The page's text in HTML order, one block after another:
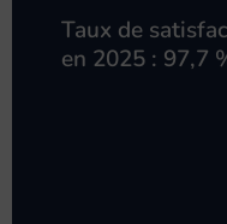
Taux de
en 2025 : 97,7